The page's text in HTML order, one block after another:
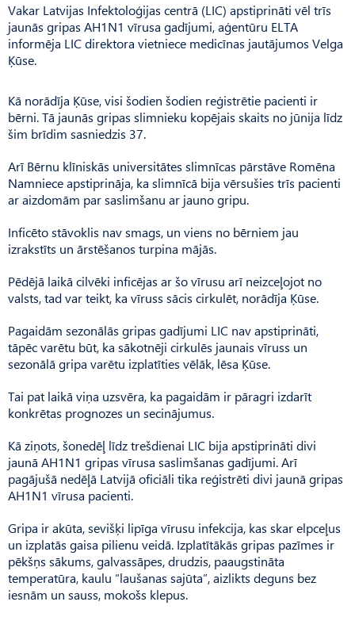
Vakar Latvijas Infektoloģijas centrā (LIC) apstiprināti vēl trīs
jaunās gripas AH1N1 vīrusa gadījumi, aģentūru ELTA
informēja LIC direktora vietniece medicīnas jautājumos Velga
Ķūse.
Kā norādīja Ķūse, visi šodien šodien reģistrētie pacienti ir
bērni. Tā jaunās gripas slimnieku kopējais skaits no jūnija līdz
šim brīdim sasniedzis 37.
Arī Bērnu klīniskās universitātes slimnīcas pārstāve Romēna
Namniece apstiprināja, ka slimnīcā bija vērsušies trīs pacienti
ar aizdomām par saslimšanu ar jauno gripu.
Inficēto stāvoklis nav smags, un viens no bērniem jau
izrakstīts un ārstēšanos turpina mājās.
Pēdējā laikā cilvēki inficējas ar šo vīrusu arī neizceļojot no
valsts, tad var teikt, ka vīruss sācis cirkulēt, norādīja Ķūse.
Pagaidām sezonālās gripas gadījumi LIC nav apstiprināti,
tāpēc varētu būt, ka sākotnēji cirkulēs jaunais vīruss un
sezonālā gripa varētu izplatīties vēlāk, lēsa Ķūse.
Tai pat laikā viņa uzsvēra, ka pagaidām ir pāragri izdarīt
konkrētas prognozes un secinājumus.
Kā ziņots, šonedēļ līdz trešdienai LIC bija apstiprināti divi
jaunā AH1N1 gripas vīrusa saslimšanas gadījumi. Arī
pagājušā nedēļā Latvijā oficiāli tika reģistrēti divi jaunā gripas
AH1N1 vīrusa pacienti.
Gripa ir akūta, sevišķi lipīga vīrusu infekcija, kas skar elpceļus
un izplatās gaisa pilienu veidā. Izplatītākās gripas pazīmes ir
pēkšņs sākums, galvassāpes, drudzis, paaugstināta
temperatūra, kaulu “laušanas sajūta”, aizlikts deguns bez
iesnām un sauss, mokošs klepus.